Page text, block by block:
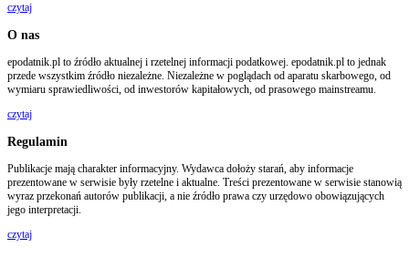
czytaj
O nas
epodatnik.pl to źródło aktualnej i rzetelnej informacji podatkowej. epodatnik.pl to jednak
przede wszystkim źródło niezależne. Niezależne w poglądach od aparatu skarbowego, od
wymiaru sprawiedliwości, od inwestorów kapitałowych, od prasowego mainstreamu.
czytaj
Regulamin
Publikacje mają charakter informacyjny. Wydawca dołoży starań, aby informacje
prezentowane w serwisie były rzetelne i aktualne. Treści prezentowane w serwisie stanowią
wyraz przekonań autorów publikacji, a nie źródło prawa czy urzędowo obowiązujących
jego interpretacji.
czytaj